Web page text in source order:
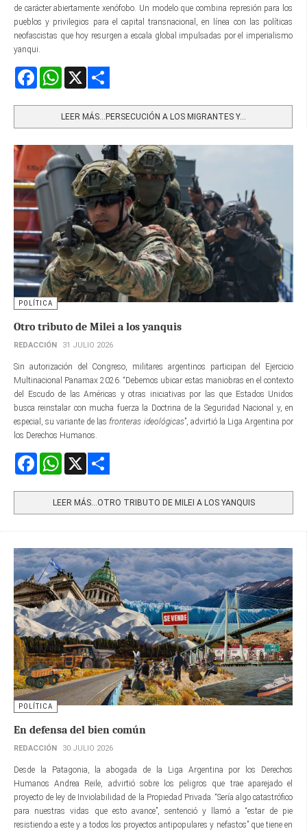
de carácter abiertamente xenófobo. Un modelo que combina represión para los
pueblos y privilegios para el capital transnacional, en línea con las políticas
neofascistas que hoy resurgen a escala global impulsadas por el imperialismo
yanqui.
FacebookWhatsApp
LEER MÁS…PERSECUCIÓN A LOS MIGRANTES Y...
POLÍTICA
Otro tributo de Milei a los yanquis
REDACCIÓN 31 JULIO 2026
Sin autorización del Congreso, militares argentinos participan del Ejercicio
Multinacional Panamax 2026. “Debemos ubicar estas maniobras en el contexto
del Escudo de las Américas y otras iniciativas por las que Estados Unidos
busca reinstalar con mucha fuerza la Doctrina de la Seguridad Nacional y, en
especial, su variante de lasfronteras ideológicas”, advirtió la Liga Argentina por
los Derechos Humanos.
FacebookWhatsApp
LEER MÁS…OTRO TRIBUTO DE MILEI A LOS YANQUIS
POLÍTICA
En defensa del bien común
REDACCIÓN 30 JULIO 2026
Desde la Patagonia, la abogada de la Liga Argentina por los Derechos
Humanos Andrea Reile, advirtió sobre los peligros que trae aparejado el
proyecto de ley de Inviolabilidad de la Propiedad Privada. “Sería algo catastrófico
para nuestras vidas que esto avance”, sentenció y llamó a “estar de pie
resistiendo a este y a todos los proyectos antipopulares y nefastos” que tiene en